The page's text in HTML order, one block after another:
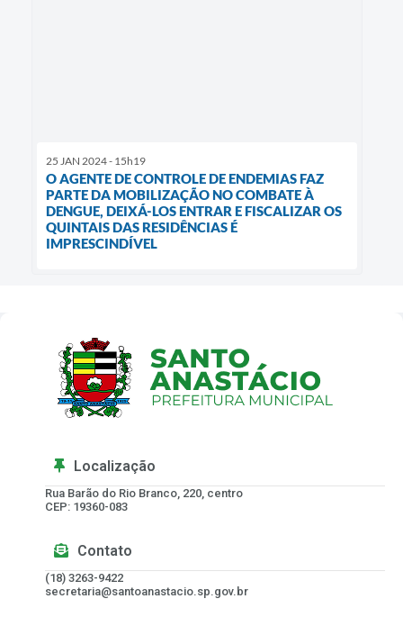
25 JAN 2024 - 15h19
O AGENTE DE CONTROLE DE ENDEMIAS FAZ
PARTE DA MOBILIZAÇÃO NO COMBATE À
DENGUE, DEIXÁ-LOS ENTRAR E FISCALIZAR OS
QUINTAIS DAS RESIDÊNCIAS É
IMPRESCINDÍVEL
Localização
Rua Barão do Rio Branco, 220, centro
CEP: 19360-083
Contato
(18) 3263-9422
secretaria@santoanastacio.sp.gov.br